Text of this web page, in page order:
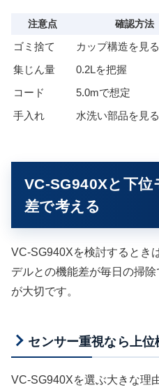
注意点 確認方法
ゴミ捨て カップ構造を見る
集じん量
0.2Lを把握
コード
5.0mで想定
手入れ
水洗い部品を見る
VC-SG940Xと下位
差で考える
VC-SG940Xを検討するとき
デルとの機能差が毎日の掃
が大切です。
センサー重視なら上位
VC-SG940Xを選ぶ大きな理